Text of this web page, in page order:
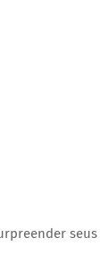
seus